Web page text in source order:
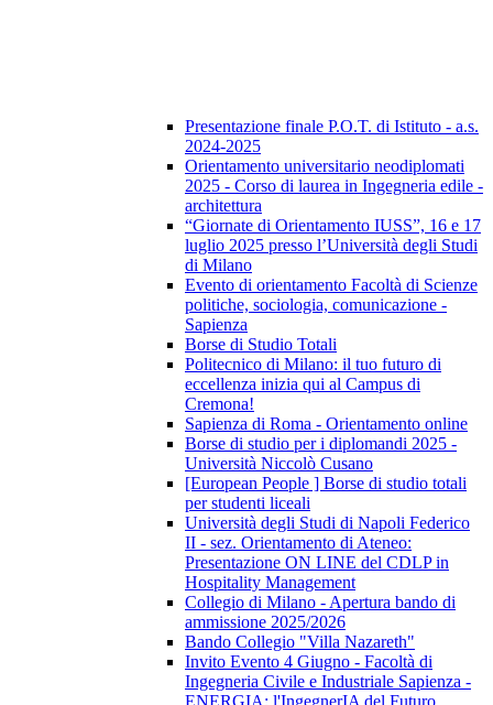
Presentazione finale P.O.T. di Istituto - a.s.
2024-2025
Orientamento universitario neodiplomati
2025 - Corso di laurea in Ingegneria edile -
architettura
“Giornate di Orientamento IUSS”, 16 e 17
luglio 2025 presso l’Università degli Studi
di Milano
Evento di orientamento Facoltà di Scienze
politiche, sociologia, comunicazione -
Sapienza
Borse di Studio Totali
Politecnico di Milano: il tuo futuro di
eccellenza inizia qui al Campus di
Cremona!
Sapienza di Roma - Orientamento online
Borse di studio per i diplomandi 2025 -
Università Niccolò Cusano
[European People ] Borse di studio totali
per studenti liceali
Università degli Studi di Napoli Federico
II - sez. Orientamento di Ateneo:
Presentazione ON LINE del CDLP in
Hospitality Management
Collegio di Milano - Apertura bando di
ammissione 2025/2026
Bando Collegio "Villa Nazareth"
Invito Evento 4 Giugno - Facoltà di
Ingegneria Civile e Industriale Sapienza -